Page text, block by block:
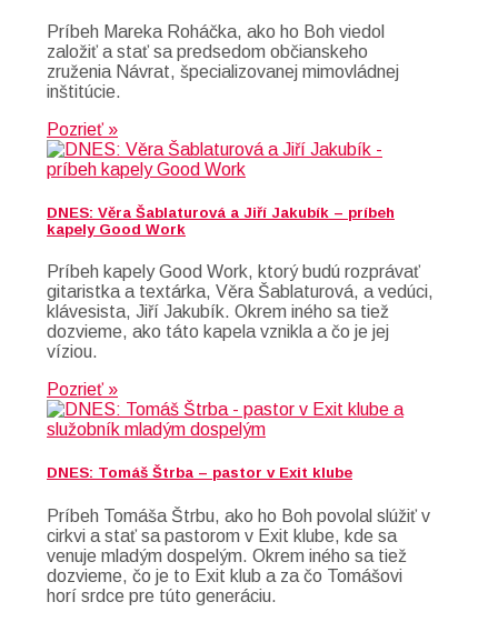
Príbeh Mareka Roháčka, ako ho Boh viedol
založiť a stať sa predsedom občianskeho
zruženia Návrat, špecializovanej mimovládnej
inštitúcie.
Pozrieť »
DNES: Věra Šablaturová a Jiří Jakubík – príbeh
kapely Good Work
Príbeh kapely Good Work, ktorý budú rozprávať
gitaristka a textárka, Věra Šablaturová, a vedúci,
klávesista, Jiří Jakubík. Okrem iného sa tiež
dozvieme, ako táto kapela vznikla a čo je jej
víziou.
Pozrieť »
DNES: Tomáš Štrba – pastor v Exit klube
Príbeh Tomáša Štrbu, ako ho Boh povolal slúžiť v
cirkvi a stať sa pastorom v Exit klube, kde sa
venuje mladým dospelým. Okrem iného sa tiež
dozvieme, čo je to Exit klub a za čo Tomášovi
horí srdce pre túto generáciu.